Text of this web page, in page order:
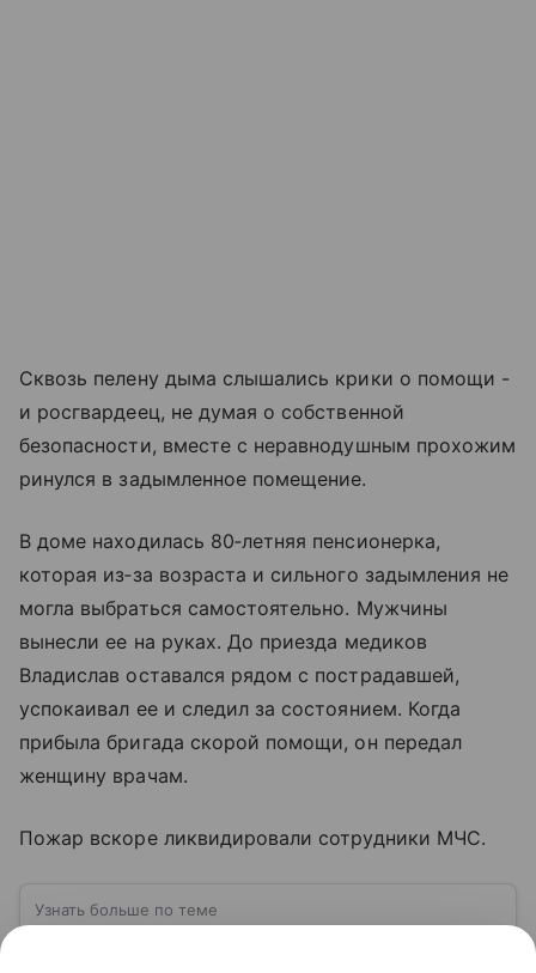
Сквозь пелену дыма слышались крики о помощи -
и росгвардеец, не думая о собственной
безопасности, вместе с неравнодушным прохожим
ринулся в задымленное помещение.
В доме находилась 80‑летняя пенсионерка,
которая из‑за возраста и сильного задымления не
могла выбраться самостоятельно. Мужчины
вынесли ее на руках. До приезда медиков
Владислав оставался рядом с пострадавшей,
успокаивал ее и следил за состоянием. Когда
прибыла бригада скорой помощи, он передал
женщину врачам.
Пожар вскоре ликвидировали сотрудники МЧС.
Узнать больше по теме